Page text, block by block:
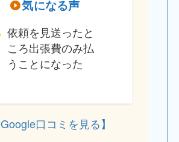
気になる声
依頼を見送ったと
ころ出張費のみ払
うことになった
Google口コミを見る】